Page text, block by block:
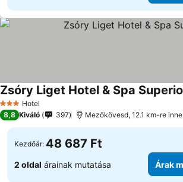
3 Kategória
Hotel
Zsóry Liget Hotel & Spa
8,8 Kiváló 397 Mezőkövesd, 12.1 km-re
Kezdőár: 48 687 Ft
2 oldal árainak mutatása Árak